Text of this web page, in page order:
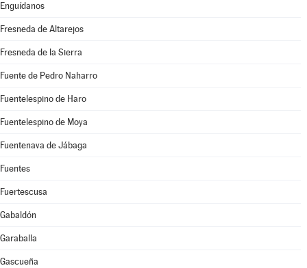
Enguídanos
Fresneda de Altarejos
Fresneda de la Sierra
Fuente de Pedro Naharro
Fuentelespino de Haro
Fuentelespino de Moya
Fuentenava de Jábaga
Fuentes
Fuertescusa
Gabaldón
Garaballa
Gascueña